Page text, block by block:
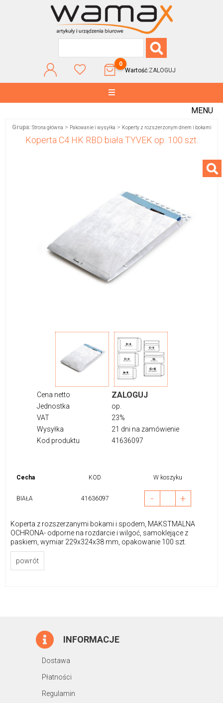
0
Wartość:ZALOGUJ
MENU
Grupa: Strona główna > Pakowanie i wysyłka > Koperty z rozszerzonym dnem i bokami
Koperta C4 HK RBD biała TYVEK op. 100 szt.
Cena netto ZALOGUJ
Jednostka
op.
VAT
23%
Wysyłka
21 dni na zamówienie
Kod produktu
41636097
Cecha KOD W koszyku
BIAŁA 41636097 - +
Koperta z rozszerzanymi bokami i spodem, MAKSTMALNA
OCHRONA- odporne na rozdarcie i wilgoć, samoklejące z
paskiem, wymiar 229x324x38 mm, opakowanie 100 szt.
powrót
INFORMACJE
Dostawa
Płatności
Regulamin